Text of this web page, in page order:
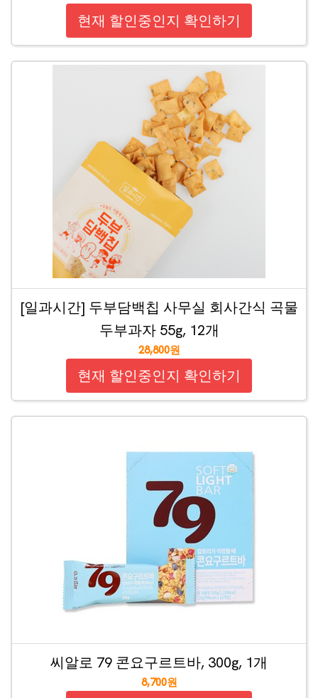
현재 할인중인지 확인하기
[일과시간] 두부담백칩 사무실 회사간식 곡물
두부과자 55g, 12개
28,800원
현재 할인중인지 확인하기
씨알로 79 콘요구르트바, 300g, 1개
8,700원